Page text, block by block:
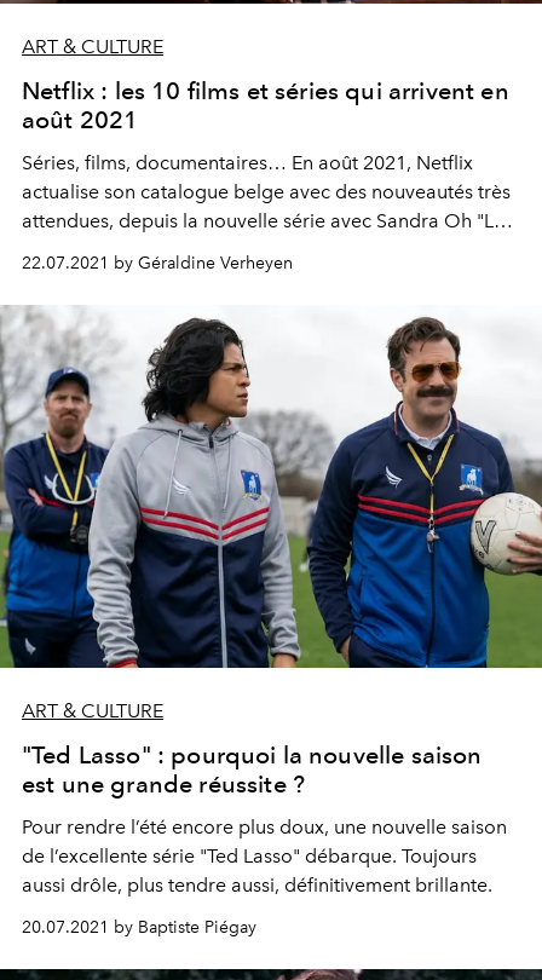
ART & CULTURE
Netflix : les 10 films et séries qui arrivent en
août 2021
Séries, films, documentaires… En août 2021, Netflix
actualise son catalogue belge avec des nouveautés très
attendues, depuis la nouvelle série avec Sandra Oh "La
Directrice", jusqu’au thriller féminin "Ocean’s 8", en
passant par le troisième et dernier volet de la saga teen
"The Kissing Booth". Voici les 10 nouveautés à binge-
watcher dès le 1er août sur la plateforme.
22.07.2021 by Géraldine Verheyen
ART & CULTURE
"Ted Lasso" : pourquoi la nouvelle saison
est une grande réussite ?
Pour rendre l’été encore plus doux, une nouvelle saison
de l’excellente série "Ted Lasso" débarque. Toujours
aussi drôle, plus tendre aussi, définitivement brillante.
20.07.2021 by Baptiste Piégay